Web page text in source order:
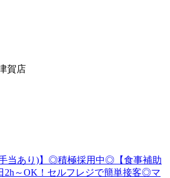
賀店
手当あり)】◎積極採用中◎【食事補助
2h～OK！セルフレジで簡単接客◎マ